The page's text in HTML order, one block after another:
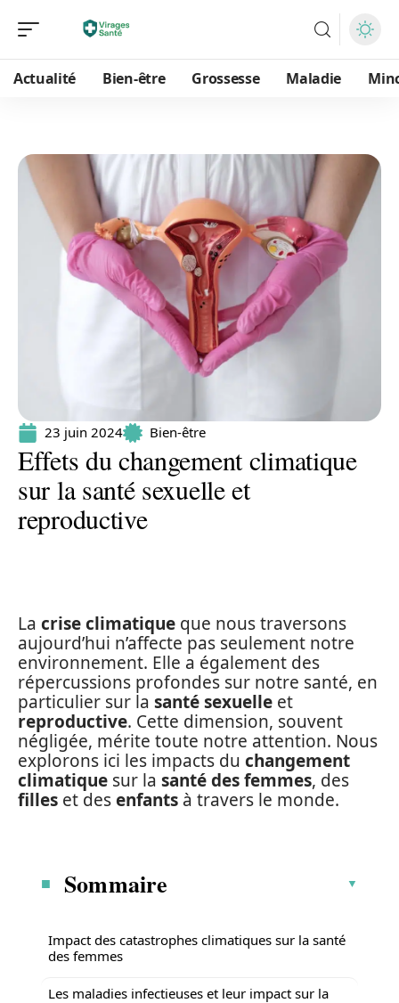
Actualité Bien-être Grossesse Maladie
23 juin 2024 Bien-être
Effets du changement climatique
sur la santé sexuelle et
reproductive
La crise climatique que nous traversons
aujourd’hui n’affecte pas seulement notre
environnement. Elle a également des
répercussions profondes sur notre santé, en
particulier sur la santé sexuelle et
reproductive. Cette dimension, souvent
négligée, mérite toute notre attention. Nous
explorons ici les impacts du changement
climatique sur la santé des femmes, des
filles et desenfants à travers le monde.
Sommaire
Impact des catastrophes climatiques sur la santé
des femmes
Les maladies infectieuses et leur impact sur la